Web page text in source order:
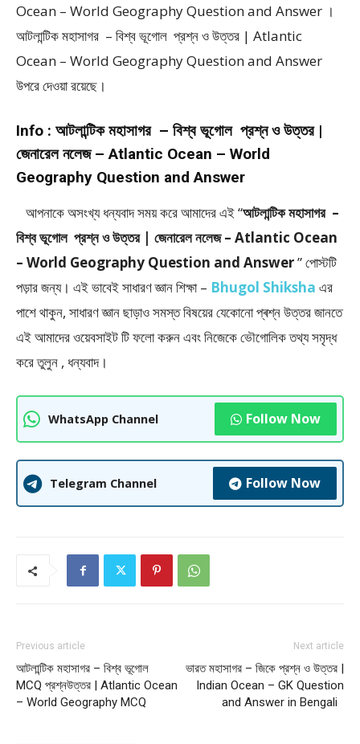
Ocean – World Geography Question and Answer ।
আটলান্টিক মহাসাগর – বিশ্ব ভূগোল প্রশ্ন ও উত্তর | Atlantic
Ocean – World Geography Question and Answer
উপরে দেওয়া রয়েছে।
Info : আটলান্টিক মহাসাগর – বিশ্ব ভূগোল প্রশ্ন ও উত্তর |
জেনারেল নলেজ – Atlantic Ocean – World
Geography Question and Answer
আপনাকে অসংখ্য ধন্যবাদ সময় করে আমাদের এই “আটলান্টিক মহাসাগর –
বিশ্ব ভূগোল প্রশ্ন ও উত্তর | জেনারেল নলেজ – Atlantic Ocean
– World Geography Question and Answer” পােস্টটি
পড়ার জন্য। এই ভাবেই সাধারণ জ্ঞান শিক্ষা – Bhugol Shiksha এর
পাশে থাকুন, সাধারণ জ্ঞান ছাড়াও সমস্ত বিষয়ের যেকোনো প্ৰশ্ন উত্তর জানতে
এই আমাদের ওয়েবসাইট টি ফলাে করুন এবং নিজেকে ভৌগােলিক তথ্য সমৃদ্ধ
করে তুলুন , ধন্যবাদ।
WhatsApp Channel Follow Now
Telegram Channel Follow Now
Previous article
আটলান্টিক মহাসাগর – বিশ্ব ভূগোল
MCQ প্রশ্নউত্তর | Atlantic Ocean
– World Geography MCQ
Next article
ভারত মহাসাগর – জিকে প্রশ্ন ও উত্তর |
Indian Ocean – GK Question
and Answer in Bengali